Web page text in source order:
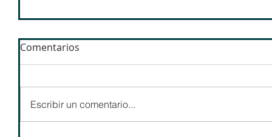
Comentarios
Escribir un comentario...